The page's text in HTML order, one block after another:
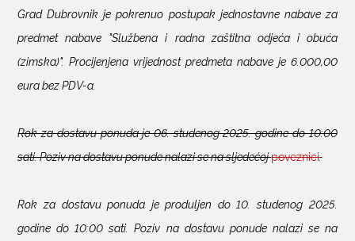
KONTAKTI
Grad Dubrovnik je pokrenuo postupak jednostavne nabave za
predmet nabave "Službena i radna zaštitna odjeća i obuća
(zimska)". Procijenjena vrijednost predmeta nabave je 6.000,00
eura bez PDV-a.
Rok za dostavu ponuda je 06. studenog 2025. godine do 10:00
sati. Poziv na dostavu ponude nalazi se na sljedećojpoveznici.
Rok za dostavu ponuda je produljen do 10. studenog 2025.
godine do 10:00 sati. Poziv na dostavu ponude nalazi se na